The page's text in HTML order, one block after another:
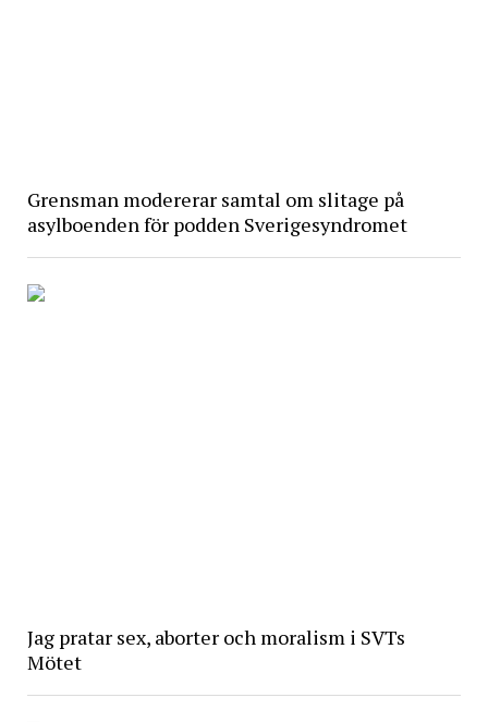
Grensman modererar samtal om slitage på
asylboenden för podden Sverigesyndromet
Jag pratar sex, aborter och moralism i SVTs
Mötet